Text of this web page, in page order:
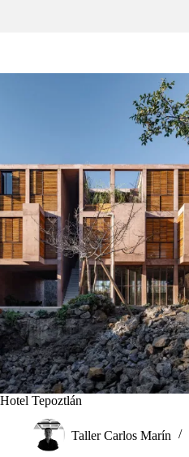
Hotel Tepoztlán
Taller Carlos Marín